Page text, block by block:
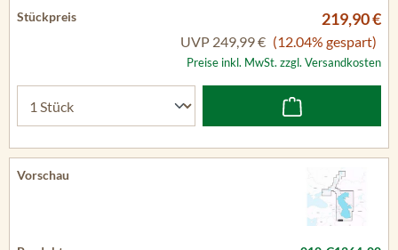
219,90 €
UVP 249,99 € (12.04% gespart)
Preise inkl. MwSt. zzgl. Versandkosten